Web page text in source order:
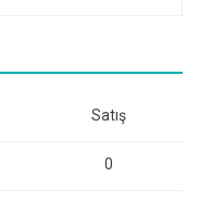
Satış
0